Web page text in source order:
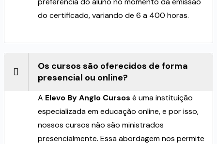
do certificado, variando de 6 a 400 horas.
Os cursos são oferecidos de forma
presencial ou online?
A Elevo By Anglo Cursos é uma instituição
especializada em educação online, e por isso,
nossos cursos não são ministrados
presencialmente. Essa abordagem nos permite